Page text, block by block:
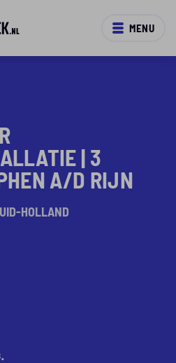
MENU
| 3
A/D RIJN
HOLLAND